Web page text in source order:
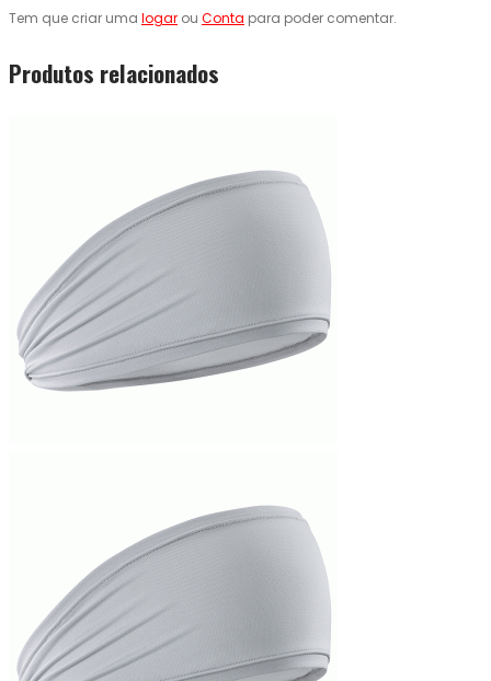
Tem que criar uma logar ou Conta para poder comentar.
Produtos relacionados